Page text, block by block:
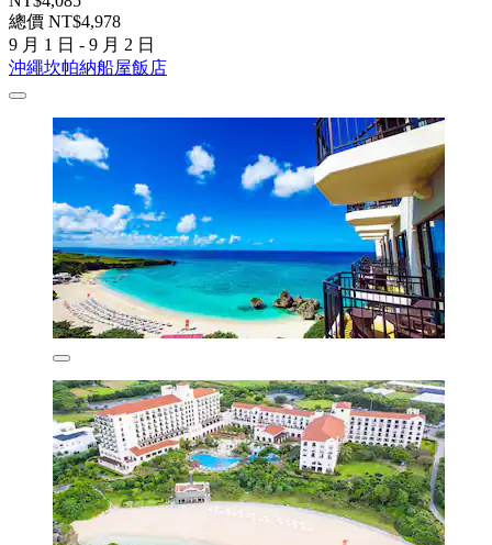
總價 NT$4,978
9 月 1 日 - 9 月 2 日
沖繩坎帕納船屋飯店